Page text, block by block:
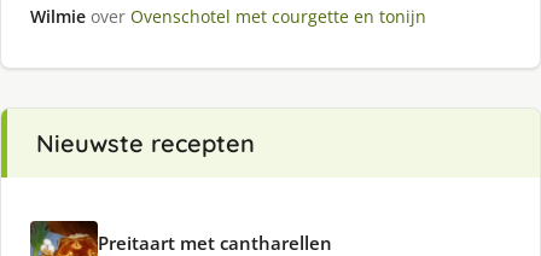
Wilmie over Ovenschotel met courgette en tonijn
Nieuwste recepten
Preitaart met cantharellen